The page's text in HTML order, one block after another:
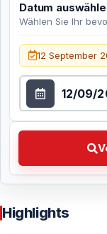
Datum
Wählen Sie Ihr
12 September
Verfügbarkeit
Highlights